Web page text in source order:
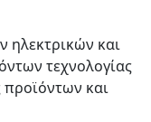
ηλεκτρικών και
τεχνολογίας
και